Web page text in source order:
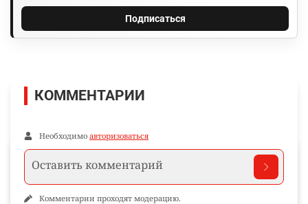
Подписаться
КОММЕНТАРИИ
Необходимо авторизоваться
Комментарии проходят модерацию.